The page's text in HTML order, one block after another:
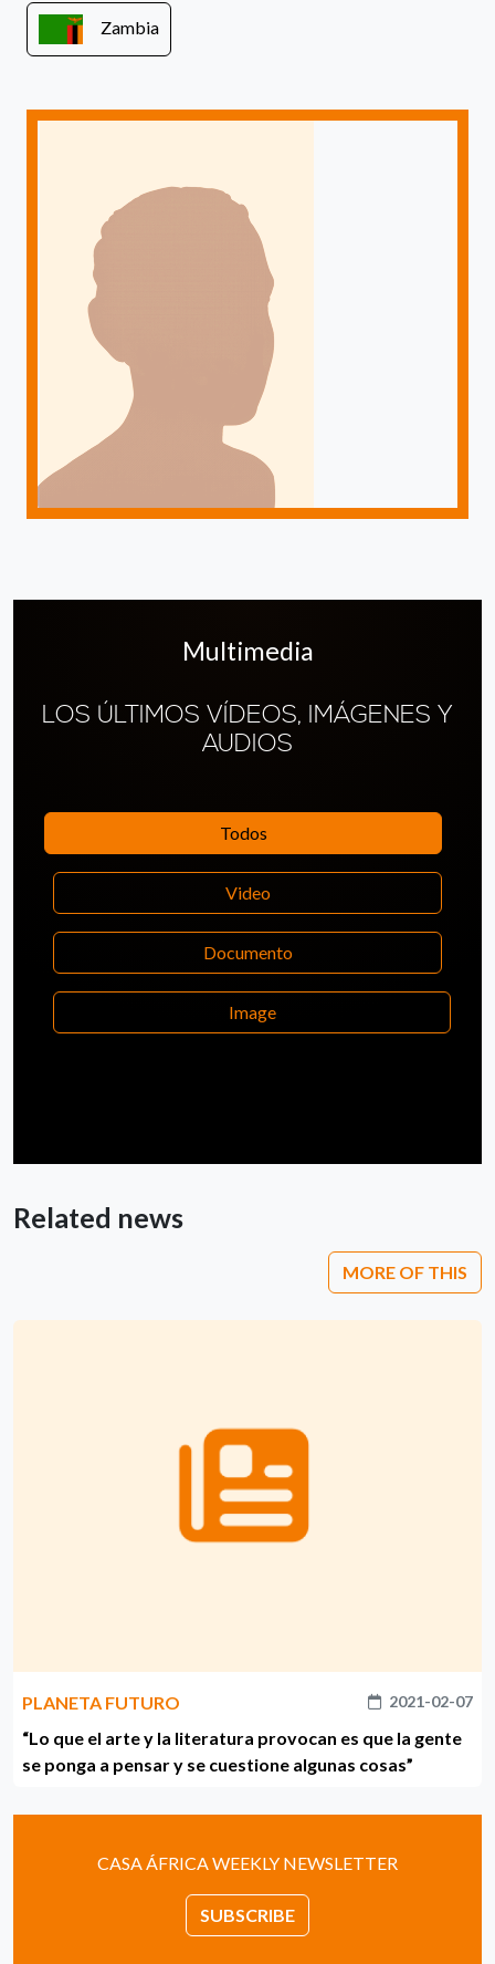
Zambia
Multimedia
LOS ÚLTIMOS VÍDEOS, IMÁGENES Y
AUDIOS
Todos
Video
Documento
Image
Related news
MORE OF THIS
PLANETA FUTURO 2021-02-07
“Lo que el arte y la literatura provocan es que la gente
se ponga a pensar y se cuestione algunas cosas”
CASA ÁFRICA WEEKLY NEWSLETTER
SUBSCRIBE